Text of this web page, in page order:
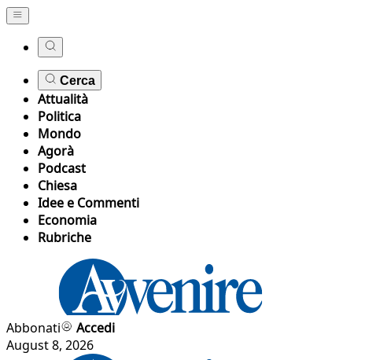
Cerca
Attualità
Politica
Mondo
Agorà
Podcast
Chiesa
Idee e Commenti
Economia
Rubriche
Abbonati
Accedi
August 8, 2026